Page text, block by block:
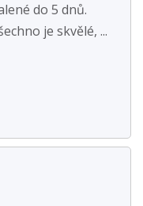
do 5 dnů.
je skvělé, ...